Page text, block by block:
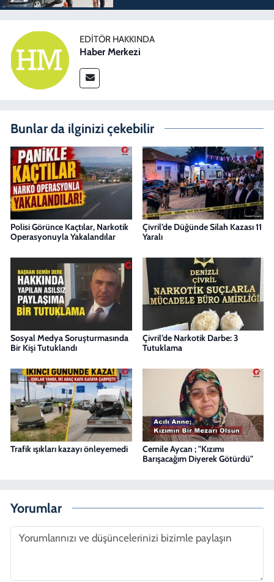
EDITÖR HAKKINDA
Haber Merkezi
Bunlar da ilginizi çekebilir
Polisi Görünce Kaçtılar, Narkotik
Operasyonuyla Yakalandılar
Çivril’de Düğünde Silah Kazası 11
Yaralı
Sosyal Medya Soruşturmasında
Bir Kişi Tutuklandı
Çivril’de Narkotik Darbe: 3
Tutuklama
Trafik ışıkları kazayı önleyemedi
Cemile Aycan ; "Kızımı
Barışacağım Diyerek Götürdü"
Yorumlar